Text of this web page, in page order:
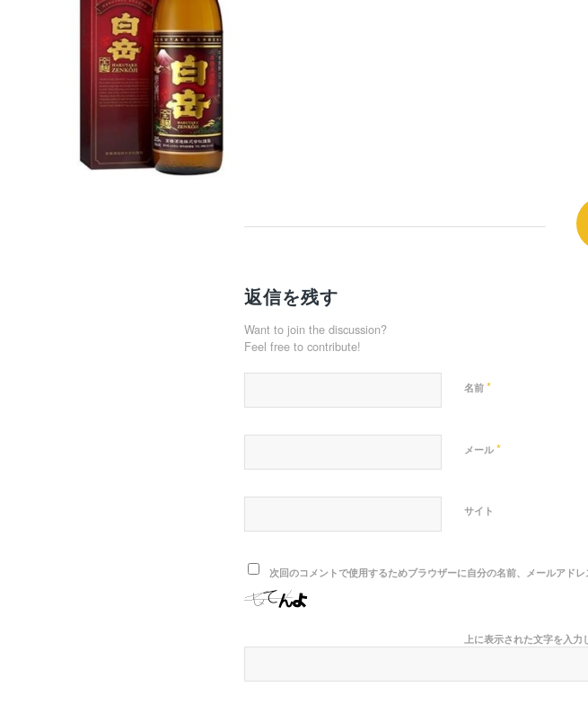
返信を残す
Want to join the discussion?
Feel free to contribute!
名前 *
メール *
サイト
次回のコメントで使用するためブラウザーに自分の名前、メールアドレ
上に表示された文字を入力